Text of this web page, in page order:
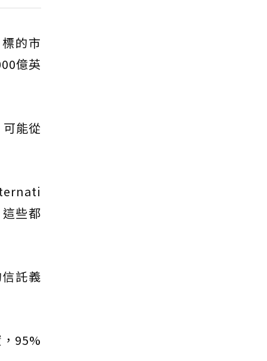
的市
億英
能從
些都
託義
95%